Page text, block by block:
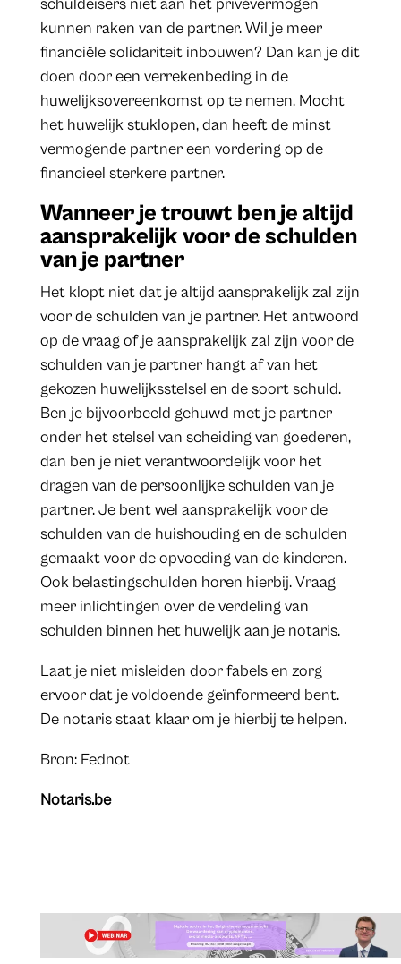
schuldeisers niet aan het privévermogen
kunnen raken van de partner. Wil je meer
financiële solidariteit inbouwen? Dan kan je dit
doen door een verrekenbeding in de
huwelijksovereenkomst op te nemen. Mocht
het huwelijk stuklopen, dan heeft de minst
vermogende partner een vordering op de
financieel sterkere partner.
Wanneer je trouwt ben je altijd
aansprakelijk voor de schulden
van je partner
Het klopt niet dat je altijd aansprakelijk zal zijn
voor de schulden van je partner. Het antwoord
op de vraag of je aansprakelijk zal zijn voor de
schulden van je partner hangt af van het
gekozen huwelijksstelsel en de soort schuld.
Ben je bijvoorbeeld gehuwd met je partner
onder het stelsel van scheiding van goederen,
dan ben je niet verantwoordelijk voor het
dragen van de persoonlijke schulden van je
partner. Je bent wel aansprakelijk voor de
schulden van de huishouding en de schulden
gemaakt voor de opvoeding van de kinderen.
Ook belastingschulden horen hierbij. Vraag
meer inlichtingen over de verdeling van
schulden binnen het huwelijk aan je notaris.
Laat je niet misleiden door fabels en zorg
ervoor dat je voldoende geïnformeerd bent.
De notaris staat klaar om je hierbij te helpen.
Bron: Fednot
Notaris.be